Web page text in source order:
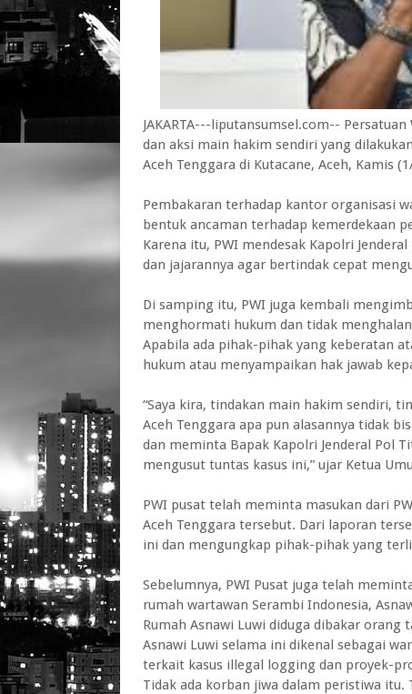
JAKARTA---liputansumsel.com--
dan aksi main hakim sendiri yang
Aceh Tenggara di Kutacane, Aceh, Kamis
Pembakaran terhadap kantor organisasi
bentuk ancaman terhadap kemerdekaan
Karena itu, PWI mendesak Kapolri
dan jajarannya agar bertindak cepat
Di samping itu, PWI juga kembali
menghormati hukum dan tidak
Apabila ada pihak-pihak yang keberatan
hukum atau menyampaikan hak jawab
“Saya kira, tindakan main hakim sendiri,
Aceh Tenggara apa pun alasannya tidak
dan meminta Bapak Kapolri Jenderal Pol
mengusut tuntas kasus ini,” ujar Ketua
PWI pusat telah meminta masukan dari
Aceh Tenggara tersebut. Dari laporan
ini dan mengungkap pihak-pihak yang
Sebelumnya, PWI Pusat juga telah
rumah wartawan Serambi Indonesia,
Rumah Asnawi Luwi diduga dibakar orang
Asnawi Luwi selama ini dikenal sebagai
terkait kasus illegal logging dan proyek-
Tidak ada korban jiwa dalam peristiwa itu.